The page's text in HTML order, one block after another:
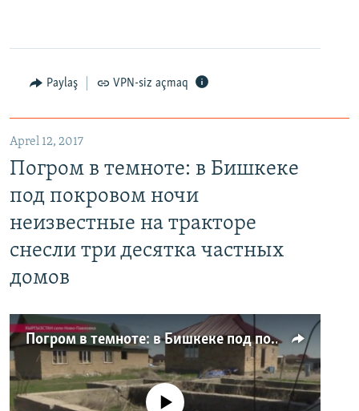
Paylaş VPN-siz açmaq
Aprel 12, 2017
Погром в темноте: в Бишкеке
под покровом ночи
неизвестные на тракторе
снесли три десятка частных
домов
Погром в темноте: в Бишкеке под покровом ночи неизвестные на тракторе снесли три десятка частных домов
No media source currently available